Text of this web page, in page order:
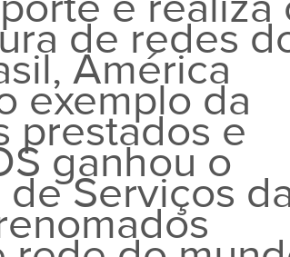
de redes
América
exemplo da
prestados e
ganhou o
Serviços